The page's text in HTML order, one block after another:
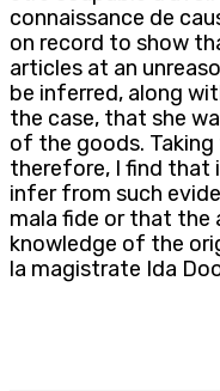
connaissance de
on record to show
articles at an
be inferred, along
the case, that she
of the goods. Taking
therefore, I find that
infer from such
mala fide or that the
knowledge of the
la magistrate Ida